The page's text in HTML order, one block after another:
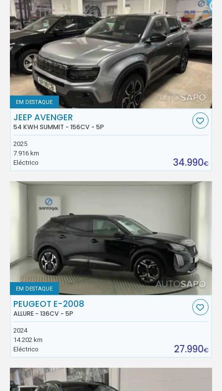
EM DESTAQUE
JEEP AVENGER
54 KWH SUMMIT - 156CV - 5P
2025
7.916 km
Eléctrico
34.990€
EM DESTAQUE
PEUGEOT E-2008
ALLURE - 136CV - 5P
2024
14.202 km
Eléctrico
27.990€